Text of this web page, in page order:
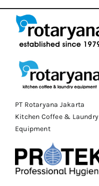
PT Rotaryana Jakarta
Kitchen Coffee & Laundry
Equipment